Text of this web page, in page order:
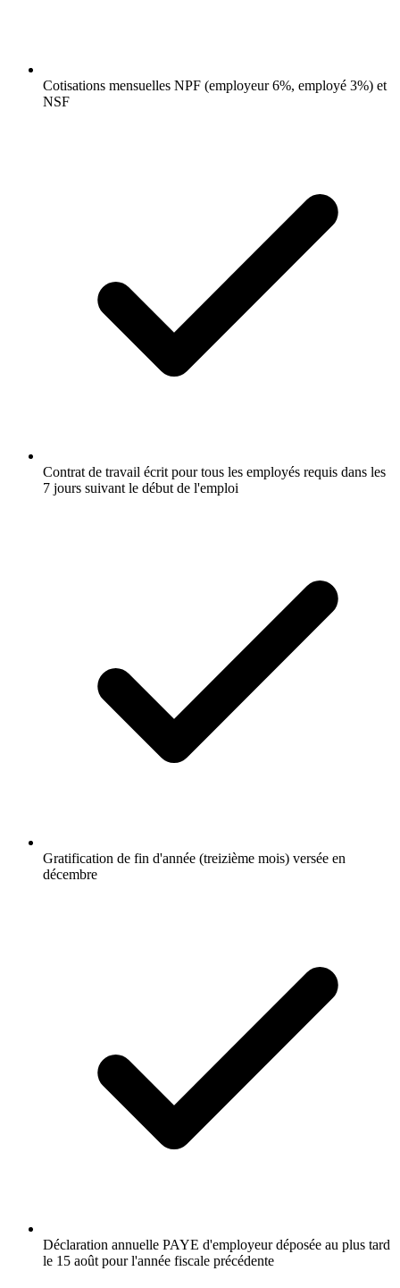
Cotisations mensuelles NPF (employeur 6%, employé 3%) et
NSF
Contrat de travail écrit pour tous les employés requis dans les
7 jours suivant le début de l'emploi
Gratification de fin d'année (treizième mois) versée en
décembre
Déclaration annuelle PAYE d'employeur déposée au plus tard
le 15 août pour l'année fiscale précédente